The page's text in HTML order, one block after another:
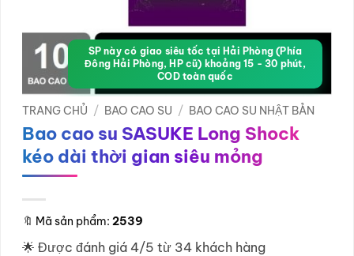
SP này có giao siêu tốc tại Hải Phòng (Phía
Đông Hải Phòng, HP cũ) khoảng 15 - 30 phút,
COD toàn quốc
TRANG CHỦ / BAO CAO SU / BAO CAO SU NHẬT BẢN
Bao cao su SASUKE Long Shock
kéo dài thời gian siêu mỏng
🔖 Mã sản phẩm: 2539
🌟 Được đánh giá 4/5 từ 34 khách hàng